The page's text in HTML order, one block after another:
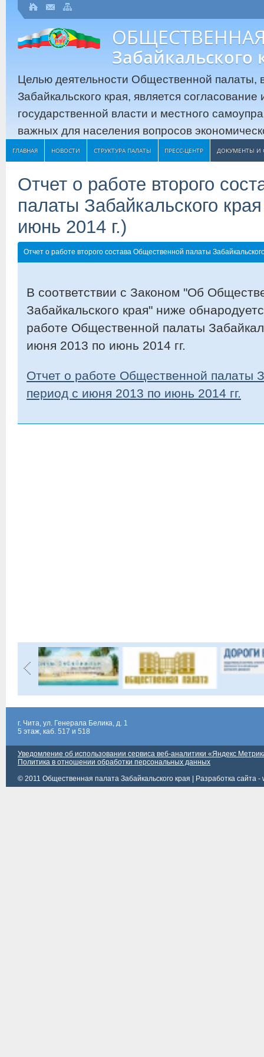
Забайкальского
Целью деятельности Общественной палаты,
Забайкальского края, является
государственной власти и местного
важных для населения вопросов
ГЛАВНАЯ НОВОСТИ СТРУКТУРА ПАЛАТЫ ПРЕСС-ЦЕНТР ДОКУМЕНТЫ И
Отчет о работе второго
палаты Забайкальского
июнь 2014 г.)
Отчет о работе второго состава Общественной палаты
В соответствии с Законом "Об
Забайкальского края" ниже
работе Общественной палаты
июня 2013 по июнь 2014 гг.
Отчет о работе Общественной палаты
период с июня 2013 по июнь 2014 гг.
г. Чита, ул. Генерала Белика, д. 1
5 этаж, каб. 517 и 518
Уведомление об использовании сервиса веб-аналитики «Яндекс
Политика в отношении обработки персональных данных
© 2011 Общественная палата Забайкальского края |
Разработка сайта -